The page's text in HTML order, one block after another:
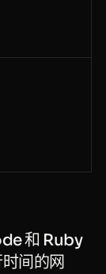
和 Ruby
间的网